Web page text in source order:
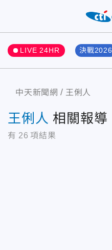
LIVE 24HR 決戰2026
中天新聞網 王俐人
王俐人 相關報導
有 26 項結果